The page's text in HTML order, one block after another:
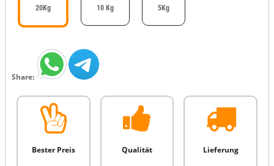
20Kg 10 Kg 5Kg
Share:
Bester Preis Qualität Lieferung